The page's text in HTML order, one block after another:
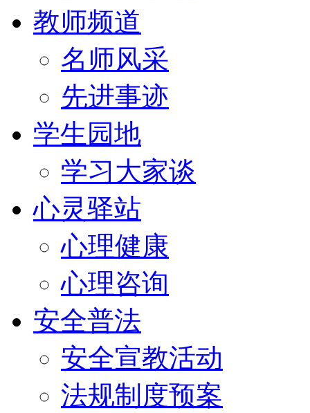
教师频道
名师风采
先进事迹
学生园地
学习大家谈
心灵驿站
心理健康
心理咨询
安全普法
安全宣教活动
法规制度预案